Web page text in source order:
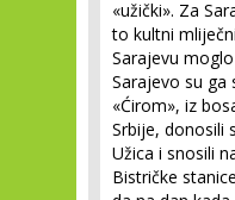
«užički». Za
to kultni
Sarajevu
Sarajevo su ga
«Ćirom», iz
Srbije, donosili
Užica i snosili
Bistričke